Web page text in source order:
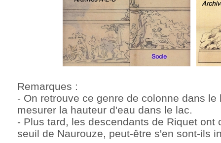
Remarques :
- On retrouve ce genre de colonne dans
mesurer la hauteur d'eau dans le lac.
- Plus tard, les descendants de Riquet ont
seuil de Naurouze, peut-être s'en sont-ils